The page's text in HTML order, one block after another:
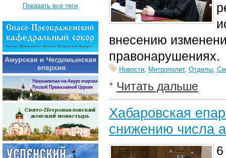
внесению
правонарушениях.
Новости, Митрополит, Отделы,
Читать дальше
Хабаровская
снижению числа
Показать все теги